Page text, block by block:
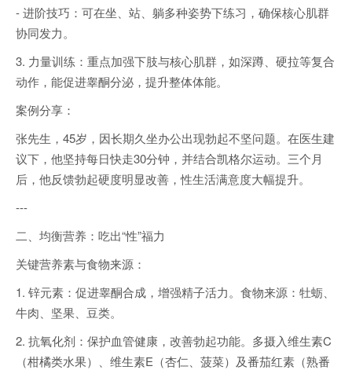
- 进阶技巧：可在坐、站、躺多种姿势下练习，确保核心肌群
协同发力。
3. 力量训练：重点加强下肢与核心肌群，如深蹲、硬拉等复合
动作，能促进睾酮分泌，提升整体体能。
案例分享：
张先生，45岁，因长期久坐办公出现勃起不坚问题。在医生建
议下，他坚持每日快走30分钟，并结合凯格尔运动。三个月
后，他反馈勃起硬度明显改善，性生活满意度大幅提升。
---
二、均衡营养：吃出“性”福力
关键营养素与食物来源：
1. 锌元素：促进睾酮合成，增强精子活力。食物来源：牡蛎、
牛肉、坚果、豆类。
2. 抗氧化剂：保护血管健康，改善勃起功能。多摄入维生素C
（柑橘类水果）、维生素E（杏仁、菠菜）及番茄红素（熟番